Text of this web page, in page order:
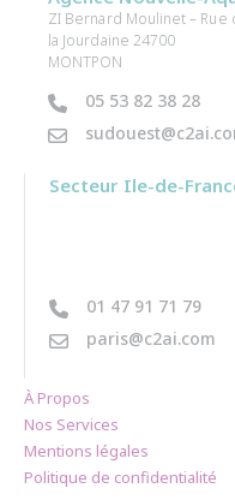
ZI Bernard Moulinet – Rue
la Jourdaine 24700
MONTPON
05 53 82 38 28
Secteur Ile-de-
01 47 91 71 79
paris@c2ai.com
À Propos
Nos Services
Mentions légales
Politique de confidentialité